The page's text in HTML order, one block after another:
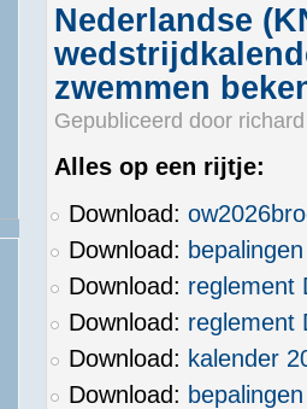
Nederlandse
zwemmen
Gepubliceerd door
Alles op een rijtje:
Download:
Download:
Download: reglement
Download: reglement
Download: kalender
Download: